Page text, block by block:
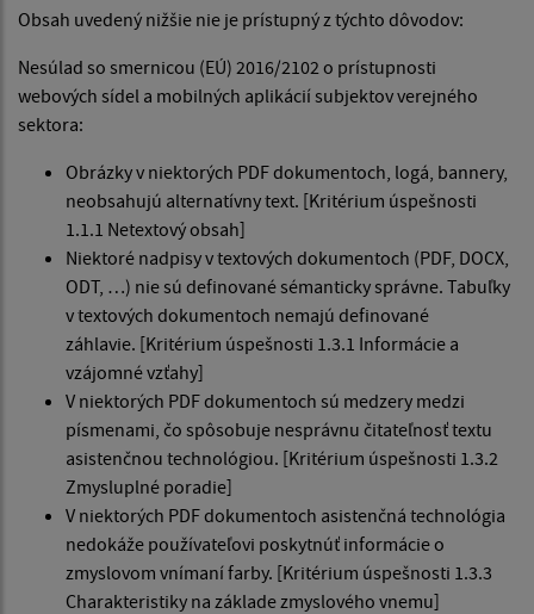
Obsah uvedený nižšie nie je prístupný z týchto dôvodov:
Nesúlad so smernicou (EÚ) 2016/2102 o prístupnosti
webových sídel a mobilných aplikácií subjektov verejného
sektora:
Obrázky v niektorých PDF dokumentoch, logá, bannery,
neobsahujú alternatívny text. [Kritérium úspešnosti
1.1.1 Netextový obsah]
Niektoré nadpisy v textových dokumentoch (PDF, DOCX,
ODT, …) nie sú definované sémanticky správne. Tabuľky
v textových dokumentoch nemajú definované
záhlavie. [Kritérium úspešnosti 1.3.1 Informácie a
vzájomné vzťahy]
V niektorých PDF dokumentoch sú medzery medzi
písmenami, čo spôsobuje nesprávnu čitateľnosť textu
asistenčnou technológiou. [Kritérium úspešnosti 1.3.2
Zmysluplné poradie]
V niektorých PDF dokumentoch asistenčná technológia
nedokáže používateľovi poskytnúť informácie o
zmyslovom vnímaní farby. [Kritérium úspešnosti 1.3.3
Charakteristiky na základe zmyslového vnemu]